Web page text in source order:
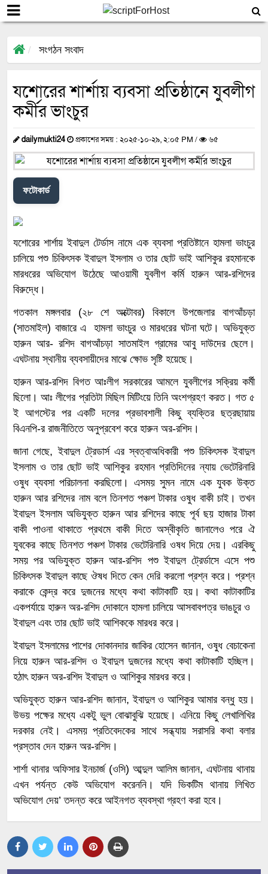
সংগঠন সংবাদ
যশোরের শার্শায় ব্যবসা প্রতিষ্ঠানে যুবলীগ
কর্মীর ভাংচুর
dailymukti24 প্রকাশের সময় : ২০২৫-১০-২৯, ২:০৫ PM / ৬৫
ফটোকার্ড
যশোরের শার্শায় ইবাদুল টের্ডাস নামে এক ব্যবসা প্রতিষ্টানে হামলা ভাংচুর
চালিয়ে পশু চিকিৎসক ইবাদুল ইসলাম ও তার ছোট ভাই আশিকুর রহমানকে
মারধরের অভিযোগ উঠেছে আওয়ামী যুবলীগ কর্মি হারুন আর-রশিদের
বিরুদ্ধে।
গতকাল মঙ্গলবার (২৮ শে অক্টোবর) বিকালে উপজেলার বাগআঁচড়া
(সাতমাইল) বাজারে এ হামলা ভাংচুর ও মারধরের ঘটনা ঘটে। অভিযুক্ত
হারুন আর- রশিদ বাগআঁচড়া সাতমাইল গ্রামের আবু দাউদের ছেলে।
এঘটনায় স্থানীয় ব্যবসায়ীদের মাঝে ক্ষোভ সৃষ্টি হয়েছে।
হারুন আর-রশিদ বিগত আঃলীগ সরকারের আমলে যুবলীগের সক্রিয় কর্মী
ছিলো। আঃ লীগের প্রতিটা মিছিল মিটিংয়ে তিনি অংশগ্রহণ করত। গত ৫
ই আগস্টের পর একটি দলের প্রভাবশালী কিছু ব্যক্তির ছত্রছায়ায়
বিএনপি-র রাজনীতিতে অনুপ্রবেশ করে হারুন অর-রশিদ।
জানা গেছে, ইবাদুল ট্রেডার্স এর স্বত্বাঅধিকারী পশু চিকিৎসক ইবাদুল
ইসলাম ও তার ছোট ভাই আশিকুর রহমান প্রতিদিনের ন্যায় ভেটেরিনারি
ওষুধ ব্যবসা পরিচালনা করছিলো। এসময় সুমন নামে এক যুবক উক্ত
হারুন আর রশিদের নাম বলে তিনশত পঞ্চশ টাকার ওষুধ বাকী চাই। তখন
ইবাদুল ইসলাম অভিযুক্ত হারুন আর রশিদের কাছে পূর্ব ছয় হাজার টাকা
বাকী পাওনা থাকাতে প্রথমে বাকী দিতে অস্বীকৃতি জানালেও পরে ঐ
যুবকের কাছে তিনশত পঞ্চশ টাকার ভেটেরিনারি ওষধ দিয়ে দেয়। এরকিছু
সময় পর অভিযুক্ত হারুন আর-রশিদ পশু ইবাদুল ট্রের্ডাসে এসে পশু
চিকিৎসক ইবাদুল কাছে ঔষধ দিতে কেন দেরি করলো প্রশ্ন করে। প্রশ্ন
করাকে কেন্দ্র করে দুজনের মধ্যে কথা কাটাকাটি হয়। কথা কাটাকাটির
একপর্যায়ে হারুন অর-রশিদ দোকানে হামলা চালিয়ে আসবাবপত্র ভাঙচুর ও
ইবাদুল এবং তার ছোট ভাই আশিককে মারধর করে।
ইবাদুল ইসলামের পাশের দোকানদার জাকির হোসেন জানান, ওষুধ বেচাকেনা
নিয়ে হারুন আর-রশিদ ও ইবাদুল দুজনের মধ্যে কথা কাটাকাটি হচ্ছিল।
হঠাৎ হারুন অর-রশিদ ইবাদুল ও আশিকুর মারধর করে।
অভিযুক্ত হারুন আর-রশিদ জানান, ইবাদুল ও আশিকুর আমার বন্ধু হয়।
উভয় পক্ষের মধ্যে একটু ভুল বোঝাবুঝি হয়েছে। এনিয়ে কিছু লেখালিখির
দরকার নেই। এসময় প্রতিবেদকের সাথে সন্ধ্যায় সরাসরি কথা বলার
প্রস্তাব দেন হারুন অর-রশিদ।
শার্শা থানার অফিসার ইনচার্জ (ওসি) আব্দুল আলিম জানান, এঘটনায় থানায়
এখন পর্যন্ত কেউ অভিযোগ করেননি। যদি ভিকটিম থানায় লিখিত
অভিযোগ দেয়’ তদন্ত করে আইনগত ব্যবস্থা গ্রহণ করা হবে।